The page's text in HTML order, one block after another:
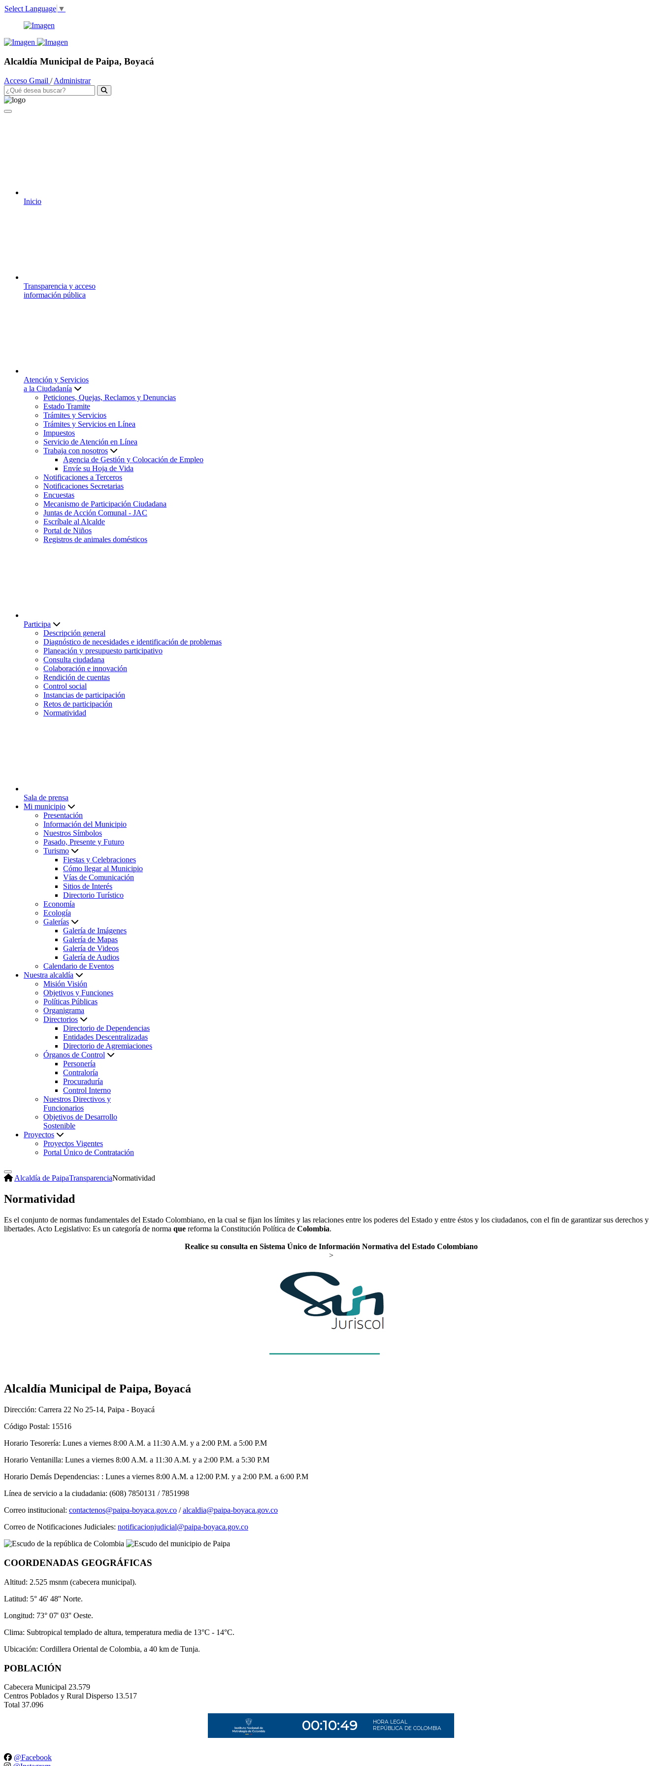
Select Language ▼
Alcaldía Municipal de Paipa, Boyacá
Acceso Gmail /Administrar
Inicio
Transparencia y acceso
información pública
Atención y Servicios
a la Ciudadanía
Peticiones, Quejas, Reclamos y Denuncias
Estado Tramite
Trámites y Servicios
Trámites y Servicios en Línea
Impuestos
Servicio de Atención en Línea
Trabaja con nosotros
Agencia de Gestión y Colocación de Empleo
Envíe su Hoja de Vida
Notificaciones a Terceros
Notificaciones Secretarias
Encuestas
Mecanismo de Participación Ciudadana
Juntas de Acción Comunal - JAC
Escríbale al Alcalde
Portal de Niños
Registros de animales domésticos
Participa
Descripción general
Diagnóstico de necesidades e identificación de problemas
Planeación y presupuesto participativo
Consulta ciudadana
Colaboración e innovación
Rendición de cuentas
Control social
Instancias de participación
Retos de participación
Normatividad
Sala de prensa
Mi municipio
Presentación
Información del Municipio
Nuestros Símbolos
Pasado, Presente y Futuro
Turismo
Fiestas y Celebraciones
Cómo llegar al Municipio
Vías de Comunicación
Sitios de Interés
Directorio Turístico
Economía
Ecología
Galerías
Galería de Imágenes
Galería de Mapas
Galería de Videos
Galería de Audios
Calendario de Eventos
Nuestra alcaldía
Misión Visión
Objetivos y Funciones
Políticas Públicas
Organigrama
Directorios
Directorio de Dependencias
Entidades Descentralizadas
Directorio de Agremiaciones
Órganos de Control
Personería
Contraloría
Procuraduría
Control Interno
Nuestros Directivos y
Funcionarios
Objetivos de Desarrollo
Sostenible
Proyectos
Proyectos Vigentes
Portal Único de Contratación
Alcaldía de PaipaTransparenciaNormatividad
Normatividad
Es el conjunto de normas fundamentales del Estado Colombiano, en la cual se fijan los límites y las relaciones entre los poderes del Estado y entre éstos y los ciudadanos, con el fin de garantizar sus derechos y
libertades. Acto Legislativo: Es un categoría de norma que reforma la Constitución Política de Colombia.
Realice su consulta en Sistema Único de Información Normativa del Estado Colombiano
>
Alcaldía Municipal de Paipa, Boyacá
Dirección: Carrera 22 No 25-14, Paipa - Boyacá
Código Postal: 15516
Horario Tesorería: Lunes a viernes 8:00 A.M. a 11:30 A.M. y a 2:00 P.M. a 5:00 P.M
Horario Ventanilla: Lunes a viernes 8:00 A.M. a 11:30 A.M. y a 2:00 P.M. a 5:30 P.M
Horario Demás Dependencias: : Lunes a viernes 8:00 A.M. a 12:00 P.M. y a 2:00 P.M. a 6:00 P.M
Línea de servicio a la ciudadania: (608) 7850131 / 7851998
Correo institucional: contactenos@paipa-boyaca.gov.co /alcaldia@paipa-boyaca.gov.co
Correo de Notificaciones Judiciales: notificacionjudicial@paipa-boyaca.gov.co
COORDENADAS GEOGRÁFICAS
Altitud: 2.525 msnm (cabecera municipal).
Latitud: 5° 46' 48'' Norte.
Longitud: 73° 07' 03'' Oeste.
Clima: Subtropical templado de altura, temperatura media de 13°C - 14°C.
Ubicación: Cordillera Oriental de Colombia, a 40 km de Tunja.
POBLACIÓN
Cabecera Municipal 23.579
Centros Poblados y Rural Disperso 13.517
Total 37.096
@Facebook